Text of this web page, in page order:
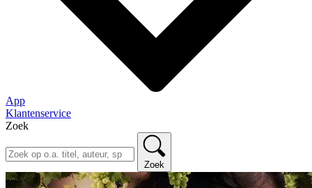
App
Klantenservice
Zoek
Zoek